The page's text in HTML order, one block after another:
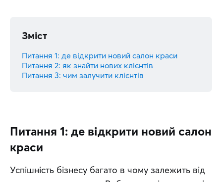
Зміст
Питання 1: де відкрити новий салон краси
Питання 2: як знайти нових клієнтів
Питання 3: чим залучити клієнтів
Питання 1: де відкрити новий салон
краси
Успішність бізнесу багато в чому залежить від